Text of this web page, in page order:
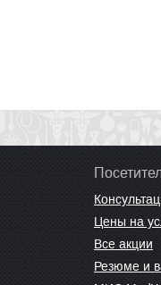
Цены на
Все акции
Резюме и